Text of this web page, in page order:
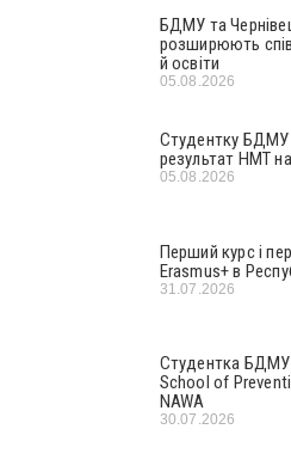
БДМУ та
розширюють
й освіти
05.08.2026
Студентку БДМУ
результат НМТ
05.08.2026
Перший курс і
Erasmus+ в
31.07.2026
Студентка БДМУ
School of
NAWA
30.07.2026